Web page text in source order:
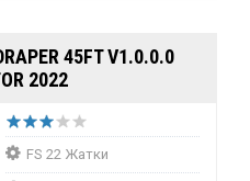
45FT V1.0.0.0
2022
FS 22 Жатки